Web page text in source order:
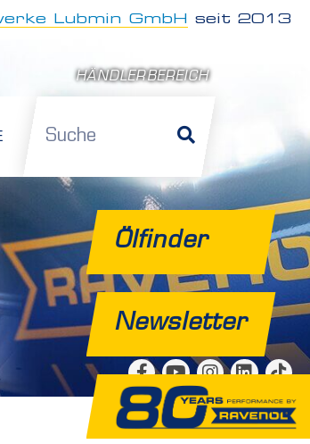
Lubmin GmbH seit 2013
HÄNDLERBEREICH
Ölfinder
Newsletter